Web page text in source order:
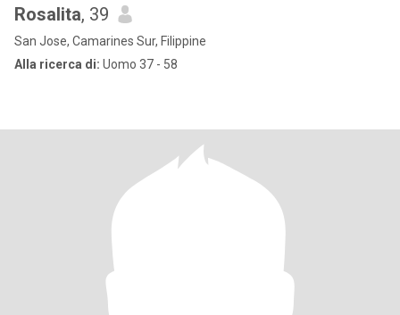
Rosalita, 39
San Jose, Camarines Sur, Filippine
Alla ricerca di: Uomo 37 - 58